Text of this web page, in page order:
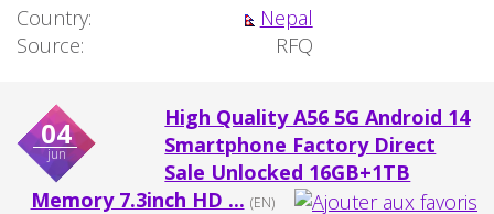
Country:
Nepal
Source:
RFQ
04
jun
High Quality A56 5G Android 14
Smartphone Factory Direct
Sale Unlocked 16GB+1TB
Memory 7.3inch HD ... (EN)